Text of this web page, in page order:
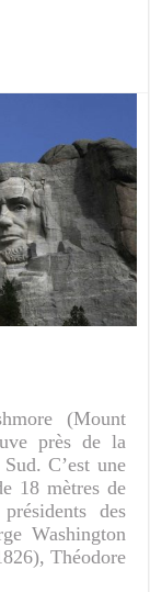
(Mount
près de la
C’est une
18 mètres de
des
Washington
Théodore